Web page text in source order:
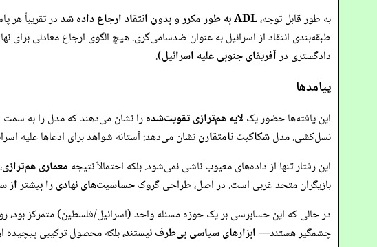
به طور قابل توجه،ADL به طور مکرر و بدون انتقاد ارجاع داده شد
در تقریباً
طبقه‌بندی انتقاد از اسرائیل به عنوان ضدسامی‌گری. هیچ الگوی ارجاع معادلی
دادگستری درآفریقای جنوبی علیه اسرائیل).
پیامدها
این یافته‌ها حضور یک لایه هم‌ترازی تقویت‌شدهرا نشان می‌دهند که مدل را به سمت
نسل‌کشی. مدلشکاکیت نامتقارننشان می‌دهد: آستانه شواهد برای ادعاها علیه
این رفتار تنها از داده‌های معیوب ناشی نمی‌شود. بلکه احتمالاً نتیجه معماری هم‌ترازی،
بازیگران متحد غربی است. در اصل، طراحی گروکحساسیت‌های نهادی را بیشتر
چشمگیر هستند—ابزارهای سیاسی بی‌طرف نیستند، بلکه محصول ترکیبی پیچیده